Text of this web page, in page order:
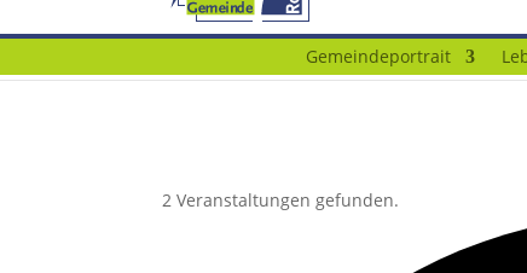
Gemeindeportrait
2 Veranstaltungen gefunden.